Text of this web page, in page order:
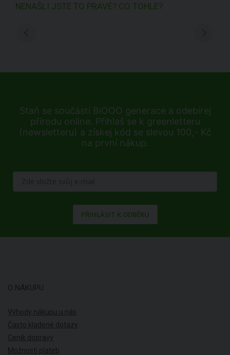
NENAŠLI JSTE TO PRAVÉ? CO TOHLE?
Staň se součástí BiOOO generace a odebírej
přírodu online. Přihlaš se k greenletteru
(newsletteru) a získej kód se slevou 100,- Kč
na první nákup.
PŘIHLÁSIT K ODBĚRU
O NÁKUPU
Výhody nákupu u nás
Často kladené dotazy
Ceník dopravy
Možnosti plateb